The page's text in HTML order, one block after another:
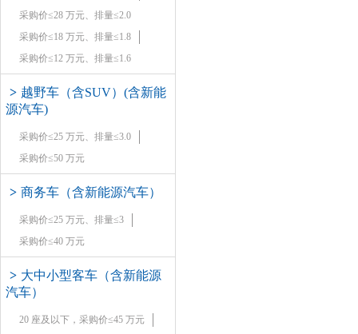
采购价≤28 万元、排量≤2.0
采购价≤18 万元、排量≤1.8
采购价≤12 万元、排量≤1.6
> 越野车（含SUV）(含新能
源汽车)
采购价≤25 万元、排量≤3.0
采购价≤50 万元
> 商务车（含新能源汽车）
采购价≤25 万元、排量≤3
采购价≤40 万元
> 大中小型客车（含新能源
汽车）
20 座及以下，采购价≤45 万元